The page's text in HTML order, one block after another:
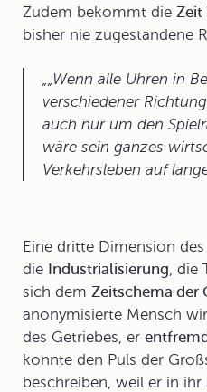
Zudem bekommt die Zeit
bisher nie zugestandene
„Wenn alle Uhren in
verschiedener
auch nur um den
wäre sein ganzes
Verkehrsleben auf
Eine dritte Dimension
die Industrialisierung, die
sich dem Zeitschema der
anonymisierte Mensch
des Getriebes, er
konnte den Puls der
beschreiben, weil er in ihr